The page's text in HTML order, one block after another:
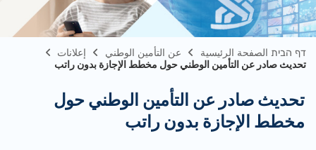
דף הבית الصفحة الرئيسية عن التأمين الوطني
إعلانات
تحديث صادر عن التأمين الوطني حول مخطط الإجازة بدون راتب
تحديث صادر عن التأمين الوطني حول
مخطط الإجازة بدون راتب